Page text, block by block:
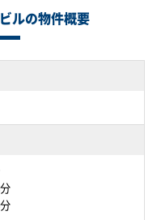
ルの物件概要